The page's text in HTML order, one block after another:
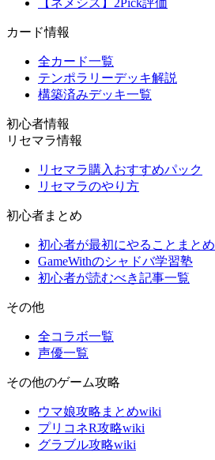
【ネメシス】2Pick評価
カード情報
全カード一覧
テンポラリーデッキ解説
構築済みデッキ一覧
初心者情報
リセマラ情報
リセマラ購入おすすめパック
リセマラのやり方
初心者まとめ
初心者が最初にやることまとめ
GameWithのシャドバ学習塾
初心者が読むべき記事一覧
その他
全コラボ一覧
声優一覧
その他のゲーム攻略
ウマ娘攻略まとめwiki
プリコネR攻略wiki
グラブル攻略wiki